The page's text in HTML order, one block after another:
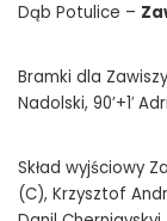
Dąb Potulice –
Bramki dla
Nadolski, 90’+1′
Skład wyjściowy
(C), Krzysztof